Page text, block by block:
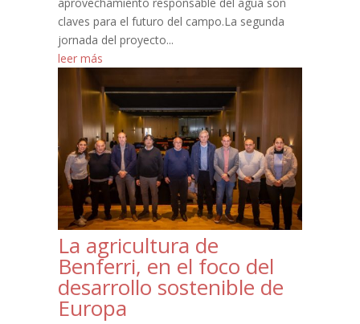
claves para el futuro del campo.La segunda
jornada del proyecto...
leer más
La agricultura de
Benferri, en el foco del
desarrollo sostenible de
Europa